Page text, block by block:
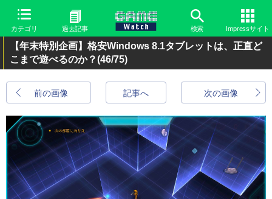
カテゴリ 過去記事 検索 Impressサイト
【年末特別企画】格安Windows 8.1タブレットは、正直ど
こまで遊べるのか？(46/75)
前の画像 次の画像
記事へ